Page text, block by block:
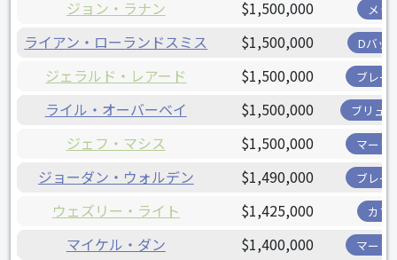
ジョン・ラナン $1,500,000 メッ
ライアン・ローランドスミス $1,500,000 Dバッ
ジェラルド・レアード $1,500,000 ブレー
ライル・オーバーベイ $1,500,000 ブリュ
ジェフ・マシス $1,500,000 マーリ
ジョーダン・ウォルデン $1,490,000 ブレー
ウェズリー・ライト $1,425,000 カブ
マイケル・ダン $1,400,000 マーリ